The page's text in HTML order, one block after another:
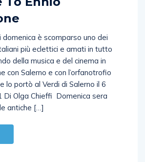
più eclettici e amati in tutto
della musica e del cinema in
con Salerno e con l’orfanotrofio
lo portò al Verdi di Salerno il 6
Di Olga Chieffi Domenica sera
antiche […]